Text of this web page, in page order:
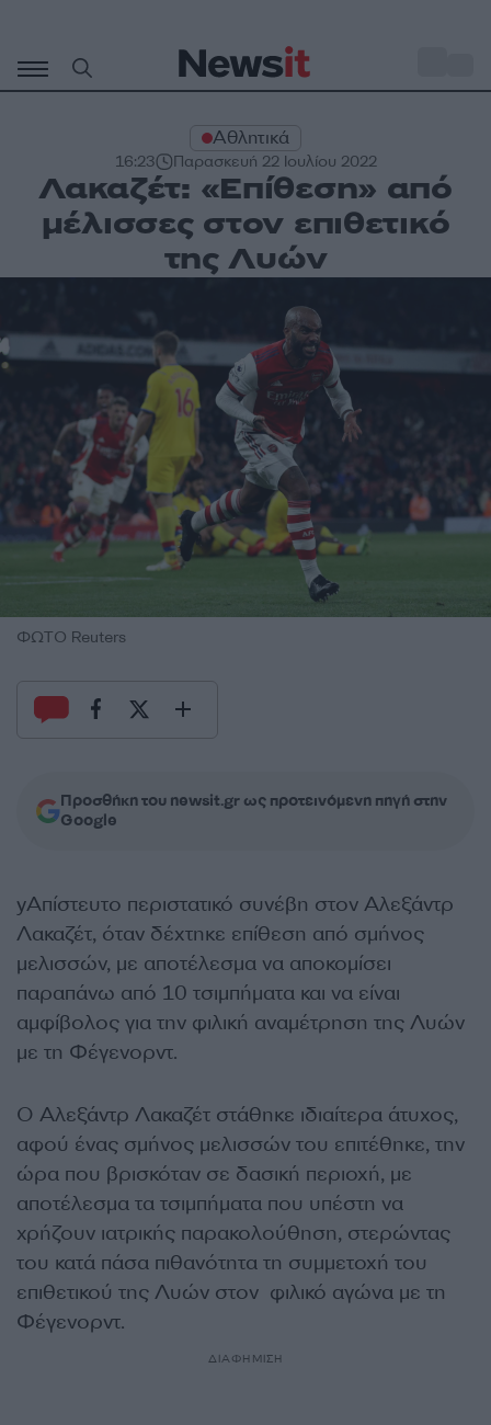
περιεχόμενο
Αθλητικά
16:23 Παρασκευή 22 Ιουλίου 2022
Λακαζέτ: «Επίθεση» από
μέλισσες στον επιθετικό
της Λυών
ΦΩΤΟ Reuters
Προσθήκη του newsit.gr ως προτεινόμενη πηγή στην
Google
yΑπίστευτο περιστατικό συνέβη στον Αλεξάντρ
Λακαζέτ, όταν δέχτηκε επίθεση από σμήνος
μελισσών, με αποτέλεσμα να αποκομίσει
παραπάνω από 10 τσιμπήματα και να είναι
αμφίβολος για την φιλική αναμέτρηση της Λυών
με τη Φέγενορντ.
Ο Αλεξάντρ Λακαζέτ στάθηκε ιδιαίτερα άτυχος,
αφού ένας σμήνος μελισσών του επιτέθηκε, την
ώρα που βρισκόταν σε δασική περιοχή, με
αποτέλεσμα τα τσιμπήματα που υπέστη να
χρήζουν ιατρικής παρακολούθηση, στερώντας
του κατά πάσα πιθανότητα τη συμμετοχή του
επιθετικού της Λυών στον φιλικό αγώνα με τη
Φέγενορντ.
ΔΙΑΦΗΜΙΣΗ